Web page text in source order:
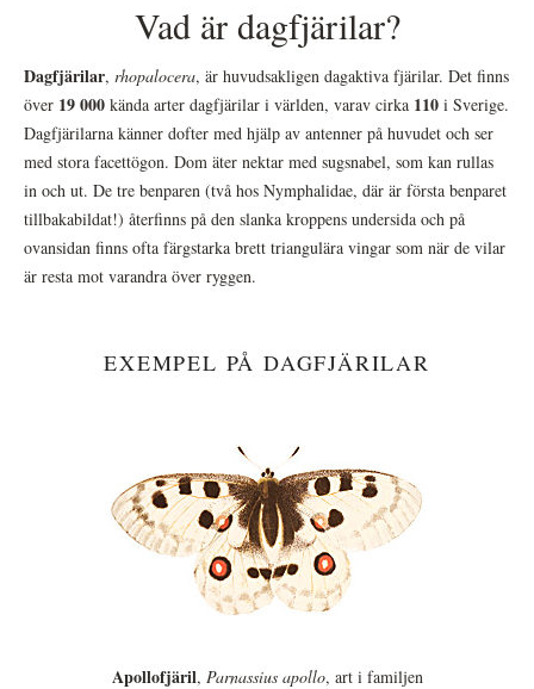
Vad är dagfjärilar?
Dagfjärilar, rhopalocera, är huvudsakligen dagaktiva fjärilar. Det finns
över 19 000 kända arter dagfjärilar i världen, varav cirka 110 i Sverige.
Dagfjärilarna känner dofter med hjälp av antenner på huvudet och ser
med stora facettögon. Dom äter nektar med sugsnabel, som kan rullas
in och ut. De tre benparen (två hos Nymphalidae, där är första benparet
tillbakabildat!) återfinns på den slanka kroppens undersida och på
ovansidan finns ofta färgstarka brett triangulära vingar som när de vilar
är resta mot varandra över ryggen.
EXEMPEL PÅ DAGFJÄRILAR
Apollofjäril, Parnassius apollo, art i familjen